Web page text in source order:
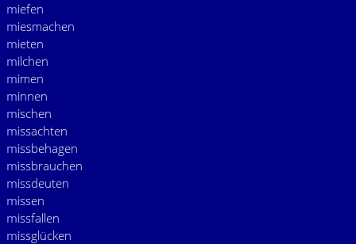
miefen
miesmachen
mieten
milchen
mimen
minnen
mischen
missachten
missbehagen
missbrauchen
missdeuten
missen
missfallen
missglücken